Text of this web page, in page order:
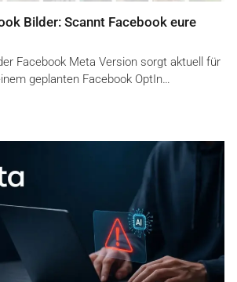
Bilder: Scannt Facebook eure
Facebook Meta Version sorgt aktuell für
geplanten Facebook OptIn…